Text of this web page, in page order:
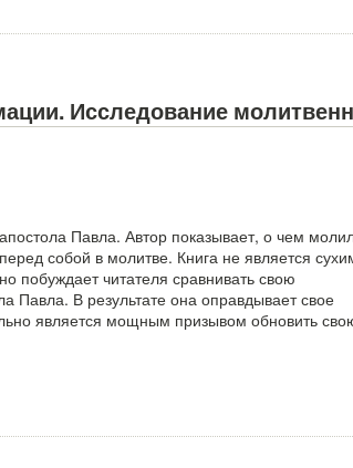
Исследование
Павла. Автор показывает, о чем
собой в молитве. Книга не является
побуждает читателя сравнивать свою
Павла. В результате она оправдывает свое
является мощным призывом обновить